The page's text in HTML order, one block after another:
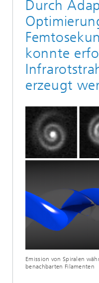
Durch
konnte
erzeugt
Emission von Spiralen
benachbarten Filamenten